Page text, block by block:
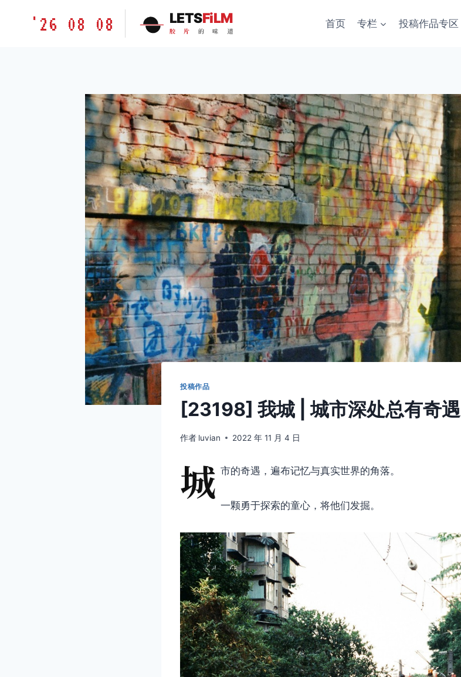
胶'26 08 08 LETSFiLM
胶 片 的 味 道
首页 专栏 投稿作品专区
投稿作品
[23198] 我城 | 城市深处总有奇遇
作者 luvian 2022 年 11 月 4 日
城 市的奇遇，遍布记忆与真实世界的角落。
一颗勇于探索的童心，将他们发掘。